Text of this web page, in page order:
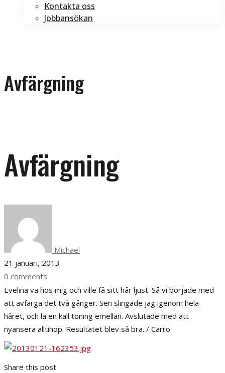
Kontakta oss
Jobbansökan
Avfärgning
Avfärgning
Michael
21 januari, 2013
0 comments
Evelina va hos mig och ville få sitt hår ljust. Så vi började med
att avfärga det två gånger. Sen slingade jag igenom hela
håret, och la en kall toning emellan. Avslutade med att
nyansera alltihop. Resultatet blev så bra. / Carro
Share this post